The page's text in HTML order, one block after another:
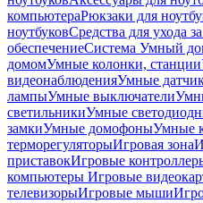
компьютераРюкзаки для
ноутбуковСредства для ухода
обеспечениеСистема Умный
домомУмные колонки, станции
видеонаблюденияУмные
лампыУмные выключатели
светильникиУмные
замкиУмные домофоныУмные
терморегуляторыИгровая зона
приставокИгровые
компьютеры Игровые
телевизорыИгровые мыши